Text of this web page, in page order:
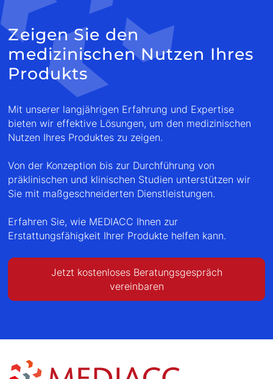
Zeigen Sie den
medizinischen Nutzen Ihres
Produkts
Mit unserer langjährigen Erfahrung und Expertise
bieten wir effektive Lösungen, um den medizinischen
Nutzen Ihres Produktes zu zeigen.
Von der Konzeption bis zur Durchführung von
präklinischen und klinischen Studien unterstützen wir
Sie mit maßgeschneiderten Dienstleistungen.
Erfahren Sie, wie MEDIACC Ihnen zur
Erstattungsfähigkeit Ihrer Produkte helfen kann.
Jetzt kostenloses Beratungsgespräch
vereinbaren